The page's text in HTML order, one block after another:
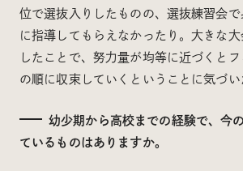
位で選抜入りしたものの、選抜練習会
に指導してもらえなかったり。大きな
したことで、努力量が均等に近づくとフ
の順に収束していくということに気づい
幼少期から高校までの経験で、今
ているものはありますか。